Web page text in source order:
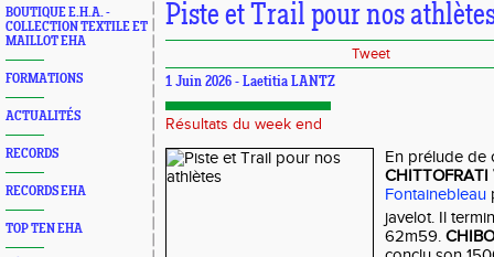
BOUTIQUE E.H.A. -
COLLECTION TEXTILE ET
MAILLOT EHA
FORMATIONS
ACTUALITÉS
RECORDS
RECORDS EHA
TOP TEN EHA
Piste et Trail pour nos
Tweet
1 Juin 2026 - Laetitia LANTZ
Résultats du week end
En prélude de
CHITTOFRATI
Fontainebleau
javelot. Il
62m59.